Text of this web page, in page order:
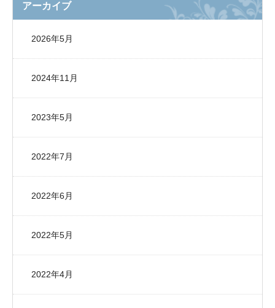
アーカイブ
2026年5月
2024年11月
2023年5月
2022年7月
2022年6月
2022年5月
2022年4月